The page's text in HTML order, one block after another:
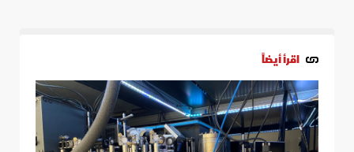
اقرأ أيضاً